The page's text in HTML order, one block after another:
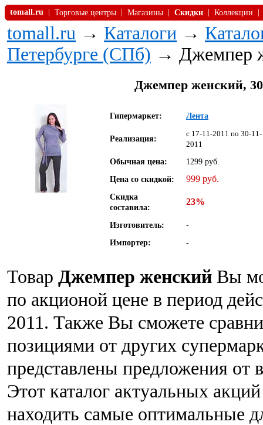
tomall.ru Торговые центры Магазины Скидки Коллекции
tomall.ru → Каталоги →
Петербурге (СПб) → Джемпер
Джемпер женский,
Гипермаркет: Лента
Реализация:
c 17-11-2011 по 30-11-
2011
Обычная цена:
1299 руб.
Цена со скидкой:
999 руб.
Скидка
составила:
23%
Изготовитель:
-
Импортер:
-
Товар Джемпер женский Вы
по акционой цене в период
2011. Также Вы сможете
позициями от других
представлены предложения от
Этот каталог актуальных
находить самые оптимальные